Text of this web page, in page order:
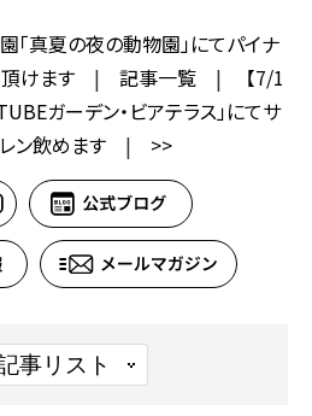
「真夏の夜の動物園」にてパイナ
けます| 記事一覧|
【7/1
ガーデン・ビアテラス」にてサ
ン飲めます| >>